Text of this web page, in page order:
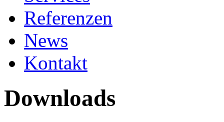
Referenzen
News
Kontakt
Downloads